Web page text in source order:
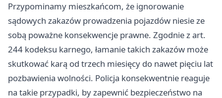
Przypominamy mieszkańcom, że ignorowanie
sądowych zakazów prowadzenia pojazdów niesie ze
sobą poważne konsekwencje prawne. Zgodnie z art.
244 kodeksu karnego, łamanie takich zakazów może
skutkować karą od trzech miesięcy do nawet pięciu lat
pozbawienia wolności. Policja konsekwentnie reaguje
na takie przypadki, by zapewnić bezpieczeństwo na